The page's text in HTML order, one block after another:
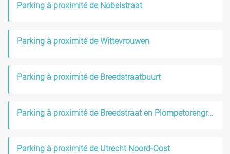
Parking à proximité de Nobelstraat
Parking à proximité de Wittevrouwen
Parking à proximité de Breedstraatbuurt
Parking à proximité de Breedstraat en Plompetorengracht
Parking à proximité de Utrecht Noord-Oost